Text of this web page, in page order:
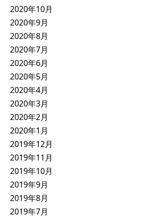
2020年10月
2020年9月
2020年8月
2020年7月
2020年6月
2020年5月
2020年4月
2020年3月
2020年2月
2020年1月
2019年12月
2019年11月
2019年10月
2019年9月
2019年8月
2019年7月